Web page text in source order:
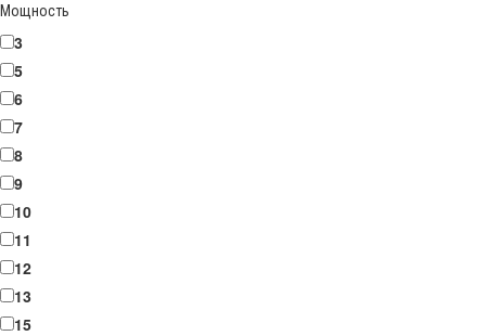
Мощность
3
5
6
7
8
9
10
11
12
13
15